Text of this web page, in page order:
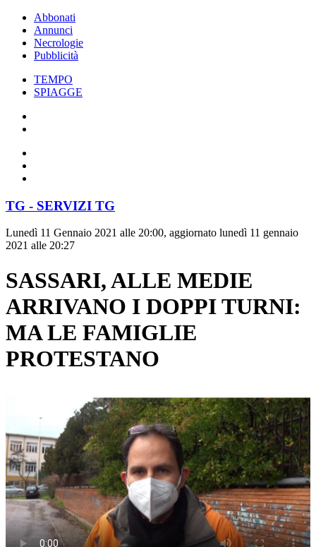
Abbonati
Annunci
Necrologie
Pubblicità
TEMPO
SPIAGGE
TG - SERVIZI TG
Lunedì 11 Gennaio 2021 alle 20:00, aggiornato lunedì 11 gennaio
2021 alle 20:27
SASSARI, ALLE MEDIE
ARRIVANO I DOPPI TURNI:
MA LE FAMIGLIE
PROTESTANO